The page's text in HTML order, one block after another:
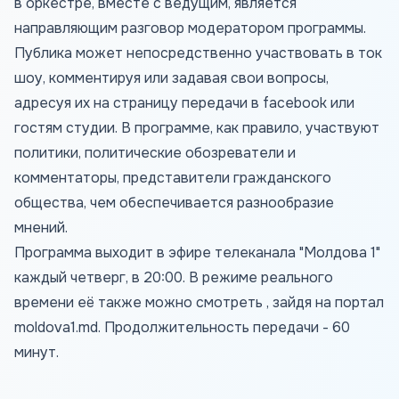
направляющим разговор модератором программы.
Публика может непосредственно участвовать в ток
шоу, комментируя или задавая свои вопросы,
адресуя их на страницу передачи в facebook или
гостям студии. В программе, как правило, участвуют
политики, политические обозреватели и
комментаторы, представители гражданского
общества, чем обеспечивается разнообразие
мнений.
Программа выходит в эфире телеканала "Молдова 1"
каждый четверг, в 20:00. В режиме реального
времени её также можно смотреть , зайдя на портал
moldova1.md. Продолжительность передачи - 60
минут.